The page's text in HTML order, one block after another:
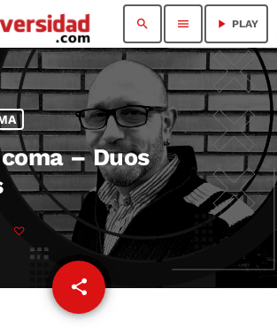
search menu play_arrow PLAY
– Duos
share
email